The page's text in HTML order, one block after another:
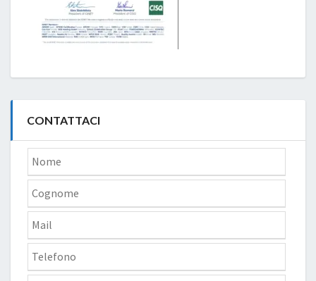
CONTATTACI